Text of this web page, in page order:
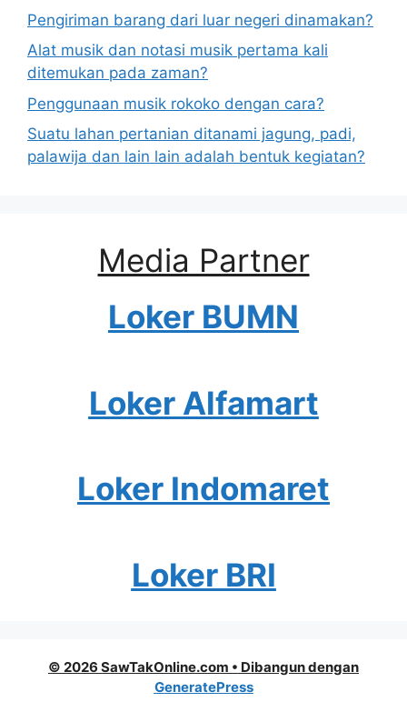
Pengiriman barang dari luar negeri dinamakan?
Alat musik dan notasi musik pertama kali
ditemukan pada zaman?
Penggunaan musik rokoko dengan cara?
Suatu lahan pertanian ditanami jagung, padi,
palawija dan lain lain adalah bentuk kegiatan?
Media Partner
Loker BUMN
Loker Alfamart
Loker Indomaret
Loker BRI
© 2026 SawTakOnline.com • Dibangun dengan
GeneratePress